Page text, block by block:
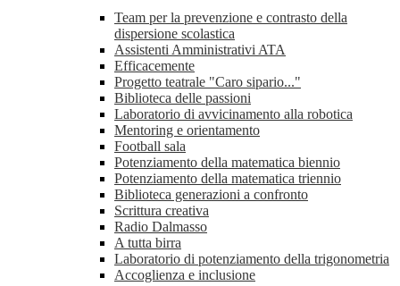
Team per la prevenzione e contrasto della
dispersione scolastica
Assistenti Amministrativi ATA
Efficacemente
Progetto teatrale "Caro sipario..."
Biblioteca delle passioni
Laboratorio di avvicinamento alla robotica
Mentoring e orientamento
Football sala
Potenziamento della matematica biennio
Potenziamento della matematica triennio
Biblioteca generazioni a confronto
Scrittura creativa
Radio Dalmasso
A tutta birra
Laboratorio di potenziamento della trigonometria
Accoglienza e inclusione